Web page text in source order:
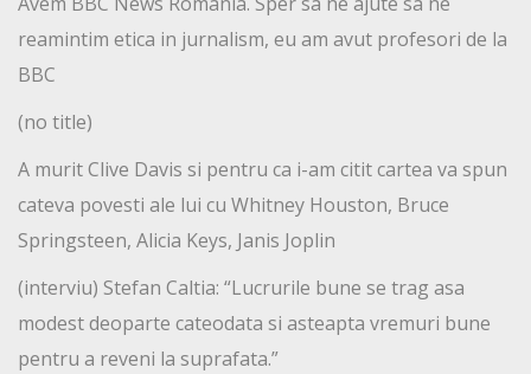
reamintim etica in jurnalism, eu am avut profesori de la
BBC
(no title)
A murit Clive Davis si pentru ca i-am citit cartea va spun
cateva povesti ale lui cu Whitney Houston, Bruce
Springsteen, Alicia Keys, Janis Joplin
(interviu) Stefan Caltia: “Lucrurile bune se trag asa
modest deoparte cateodata si asteapta vremuri bune
pentru a reveni la suprafata.”